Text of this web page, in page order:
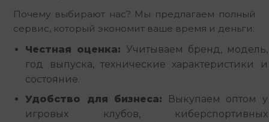
Почему выбирают нас? Мы предлагаем полный
сервис, который экономит ваше время и деньги:
Честная оценка: Учитываем бренд, модель,
год выпуска, технические характеристики и
состояние.
Удобство для бизнеса: Выкупаем оптом у
игровых клубов, киберспортивных